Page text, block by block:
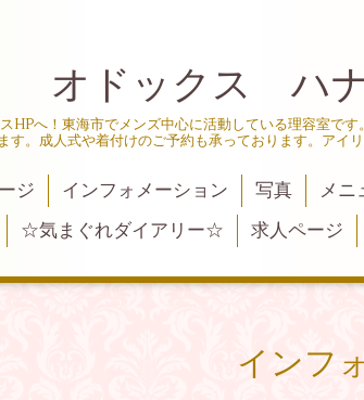
オドックス ハ
HPへ！東海市でメンズ中心に活動している理容室で
す。成人式や着付けのご予約も承っております。アイ
ジ インフォメーション 写真 メニ
☆気まぐれダイアリー☆
求人ページ
インフ